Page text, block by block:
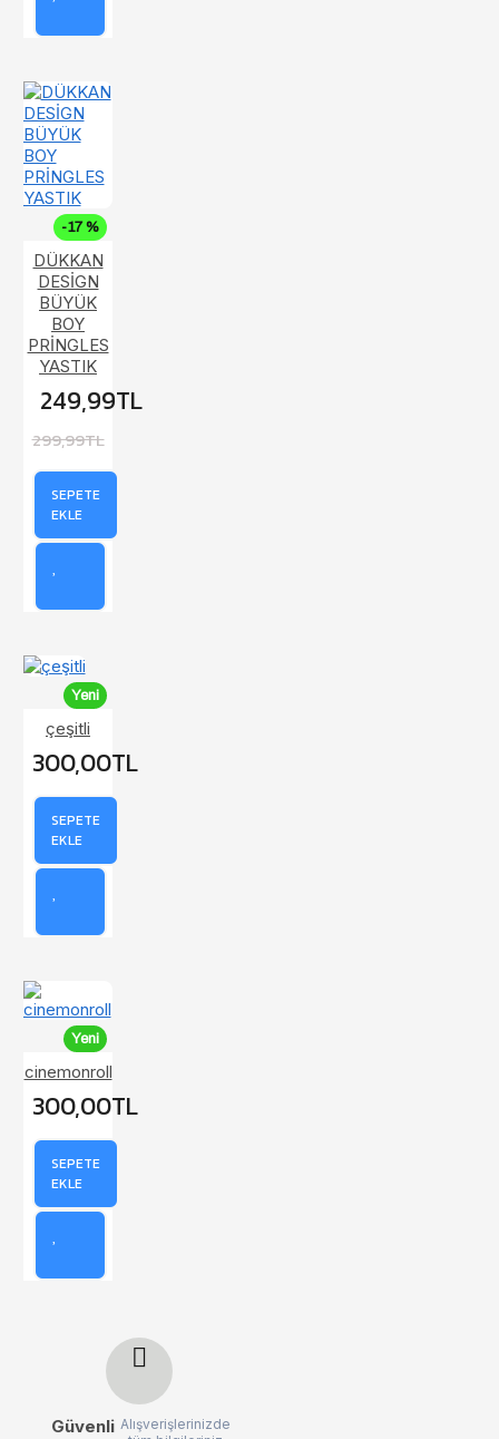
-17 %
DÜKKAN
DESİGN
BÜYÜK
BOY
PRİNGLES
YASTIK
249,99TL
299,99TL
SEPETE
EKLE
Yeni
çeşitli
300,00TL
SEPETE
EKLE
Yeni
cinemonroll
300,00TL
SEPETE
EKLE
Güvenli Alışverişlerinizde